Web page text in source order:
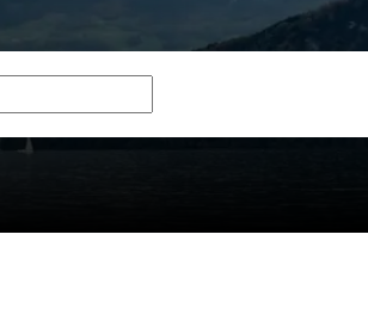
auf 1 Bewertung